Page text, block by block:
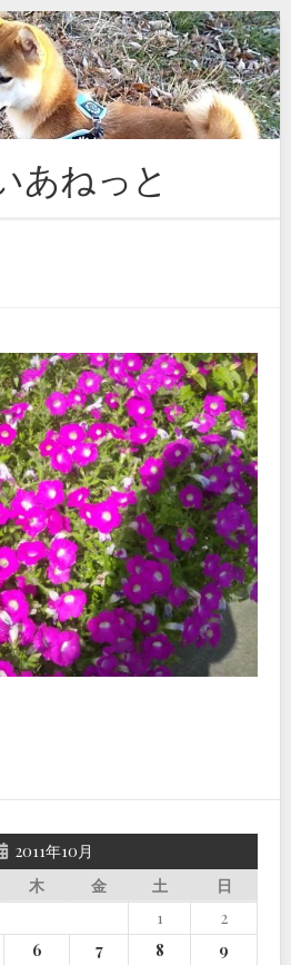
あねっと
2011年10月
木 金 土
日
1
2
6 7 8
9